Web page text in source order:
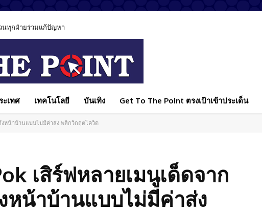
งรับผิดชอบ ชี้วิธีเล่าข่าวมีผลต่อสังคม
ะเทศ เทคโนโลยี บันเทิง Get To The Point ตรงเป้าเข้าประเด็น
งหน้าบ้านแบบไม่มีค่าส่ง พลิกวิกฤตโควิด
เสิร์ฟหลายเมนูเด็ดจาก
หน้าบ้านแบบไม่มีค่าส่ง